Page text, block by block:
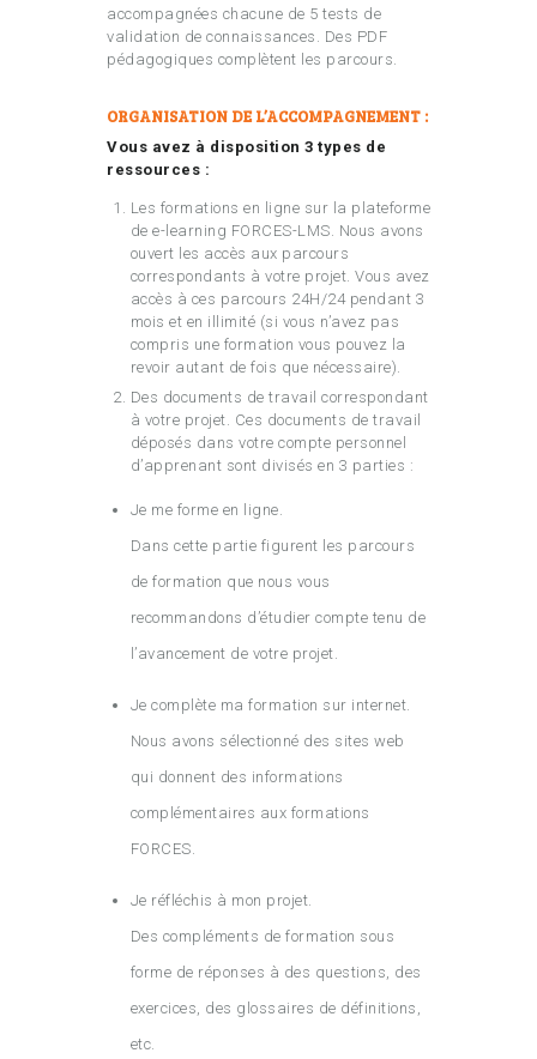
accompagnées chacune de 5 tests de
validation de connaissances. Des PDF
pédagogiques complètent les parcours.
ORGANISATION DE L’ACCOMPAGNEMENT :
Vous avez à disposition 3 types de
ressources :
Les formations en ligne sur la plateforme
de e-learning FORCES-LMS. Nous avons
ouvert les accès aux parcours
correspondants à votre projet. Vous avez
accès à ces parcours 24H/24 pendant 3
mois et en illimité (si vous n’avez pas
compris une formation vous pouvez la
revoir autant de fois que nécessaire).
Des documents de travail correspondant
à votre projet. Ces documents de travail
déposés dans votre compte personnel
d’apprenant sont divisés en 3 parties :
Je me forme en ligne.
Dans cette partie figurent les parcours
de formation que nous vous
recommandons d’étudier compte tenu de
l’avancement de votre projet.
Je complète ma formation sur internet.
Nous avons sélectionné des sites web
qui donnent des informations
complémentaires aux formations
FORCES.
Je réfléchis à mon projet.
Des compléments de formation sous
forme de réponses à des questions, des
exercices, des glossaires de définitions,
etc.